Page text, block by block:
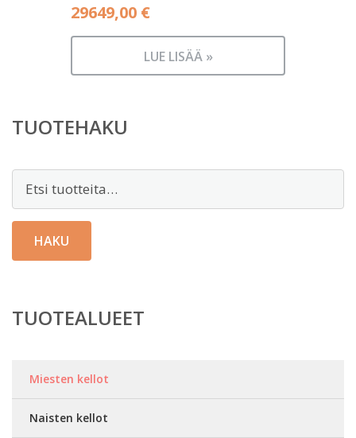
29649,00 €
LUE LISÄÄ »
TUOTEHAKU
Etsi:
HAKU
TUOTEALUEET
Miesten kellot
Naisten kellot